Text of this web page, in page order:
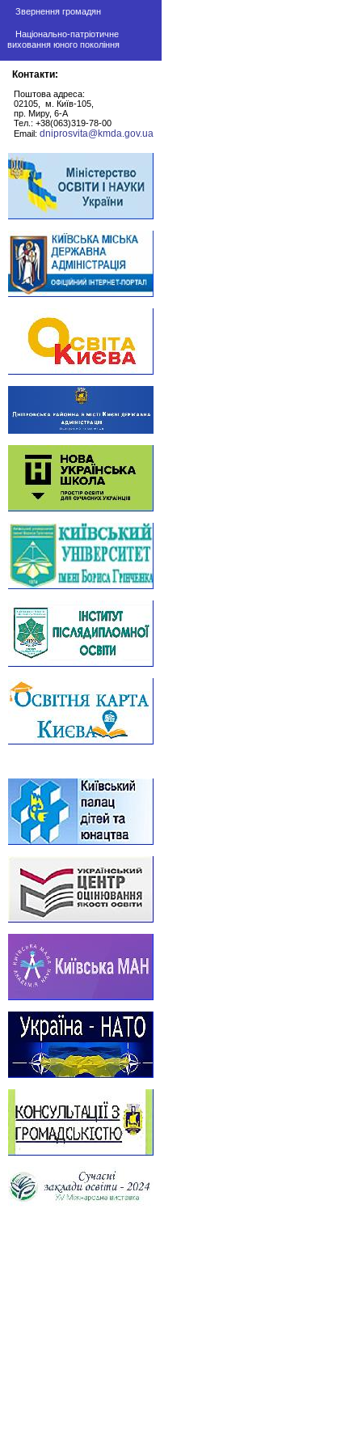
Звернення громадян
Національно-патріотичне
виховання юного покоління
Контакти:
Поштова адреса:
02105, м. Київ-105,
пр. Миру, 6-А
Тел.: +38(063)319-78-00
Email: dniprosvita@kmda.gov.ua